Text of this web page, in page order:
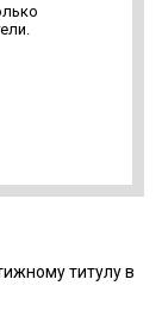
титулу в